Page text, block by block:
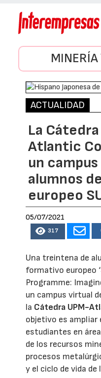
MINERÍA
ACTUALIDAD
La
Atlantic
un
alumnos
europeo
05/07/2021
317
Una treintena de
formativo europeo
Programme:
un campus virtual
la Cátedra UPM-
objetivo es ampliar
estudiantes en
de los recursos
procesos
y el ciclo de vida